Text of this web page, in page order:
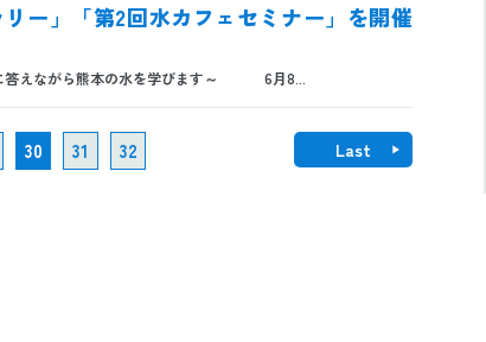
ー」「第2回水カフェセミナー」を開催
えながら熊本の水を学びます～ 6月8...
30 31 32 Last